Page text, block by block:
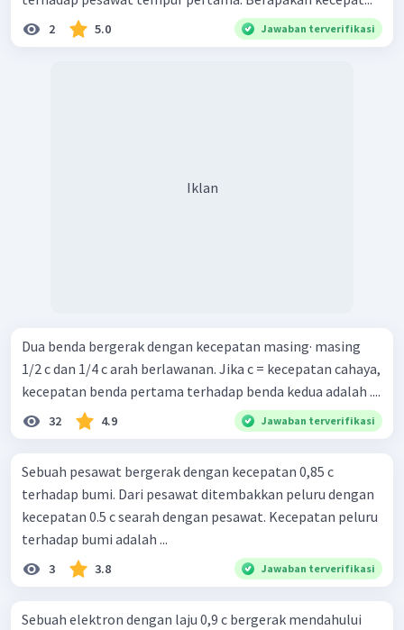
2 5.0 Jawaban terverifikasi
Iklan
Dua benda bergerak dengan kecepatan masing· masing
1/2 c dan 1/4 c arah berlawanan. Jika c = kecepatan cahaya,
kecepatan benda pertama terhadap benda kedua adalah ....
32 4.9 Jawaban terverifikasi
Sebuah pesawat bergerak dengan kecepatan 0,85 c
terhadap bumi. Dari pesawat ditembakkan peluru dengan
kecepatan 0.5 c searah dengan pesawat. Kecepatan peluru
terhadap bumi adalah ...
3 3.8 Jawaban terverifikasi
Sebuah elektron dengan laju 0,9 c bergerak mendahului